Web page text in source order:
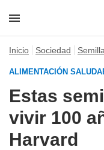
Inicio Sociedad Semilla
ALIMENTACIÓN
Estas
vivir 100
Harvard